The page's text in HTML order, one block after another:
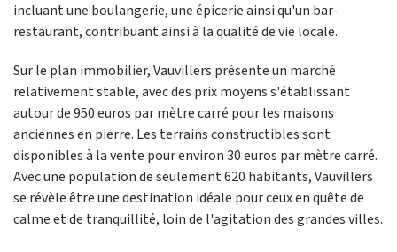
incluant une boulangerie, une épicerie ainsi qu'un bar-
restaurant, contribuant ainsi à la qualité de vie locale.
Sur le plan immobilier, Vauvillers présente un marché
relativement stable, avec des prix moyens s'établissant
autour de 950 euros par mètre carré pour les maisons
anciennes en pierre. Les terrains constructibles sont
disponibles à la vente pour environ 30 euros par mètre carré.
Avec une population de seulement 620 habitants, Vauvillers
se révèle être une destination idéale pour ceux en quête de
calme et de tranquillité, loin de l'agitation des grandes villes.